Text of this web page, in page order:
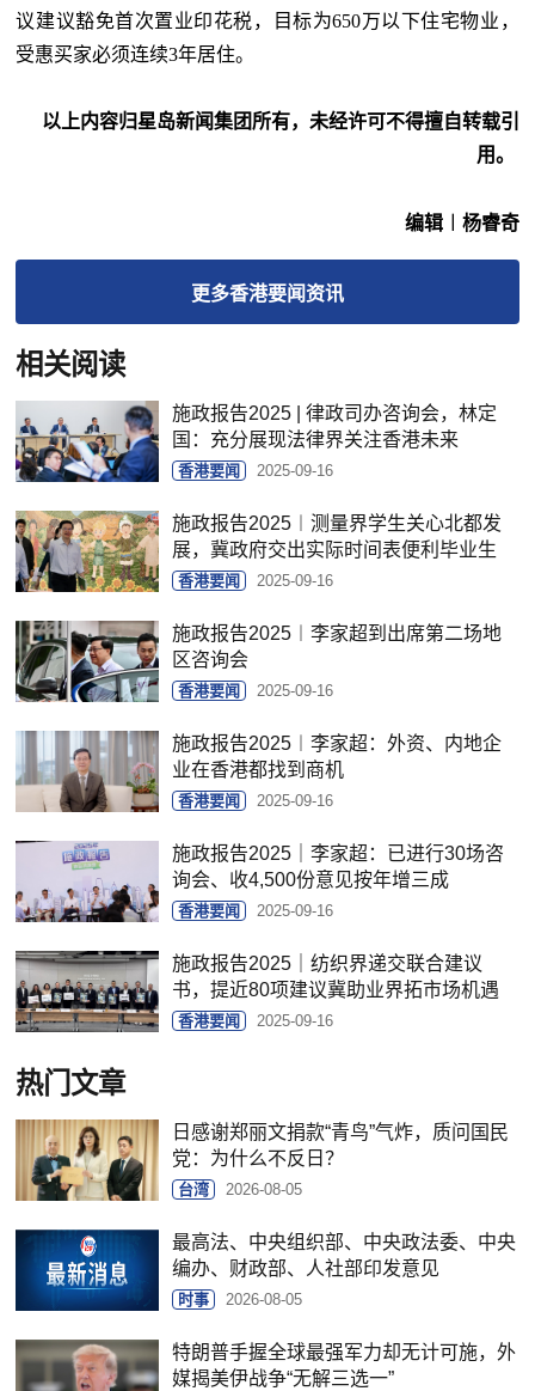
议建议豁免首次置业印花税，目标为650万以下住宅物业，
受惠买家必须连续3年居住。
以上内容归星岛新闻集团所有，未经许可不得擅自转载引
用。
编辑︱杨睿奇
更多香港要闻资讯
相关阅读
施政报告2025 | 律政司办咨询会，林定
国：充分展现法律界关注香港未来
香港要闻 2025-09-16
施政报告2025︱测量界学生关心北都发
展，冀政府交出实际时间表便利毕业生
香港要闻 2025-09-16
施政报告2025︱李家超到出席第二场地
区咨询会
香港要闻 2025-09-16
施政报告2025︱李家超：外资、内地企
业在香港都找到商机
香港要闻 2025-09-16
施政报告2025｜李家超：已进行30场咨
询会、收4,500份意见按年增三成
香港要闻 2025-09-16
施政报告2025｜纺织界递交联合建议
书，提近80项建议冀助业界拓市场机遇
香港要闻 2025-09-16
热门文章
日感谢郑丽文捐款“青鸟”气炸，质问国民
党：为什么不反日？
台湾 2026-08-05
最高法、中央组织部、中央政法委、中央
编办、财政部、人社部印发意见
时事 2026-08-05
特朗普手握全球最强军力却无计可施，外
媒揭美伊战争“无解三选一”